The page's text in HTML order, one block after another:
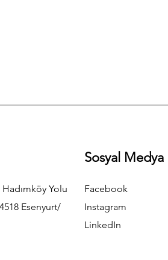
Yolu
Esenyurt/
Sosyal Medya
Facebook
Instagram
LinkedIn